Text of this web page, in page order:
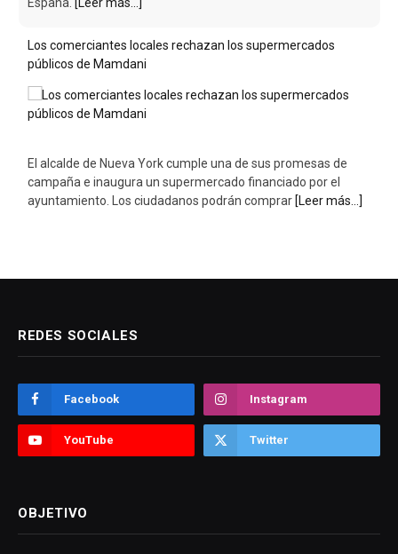
España. [Leer más...]
Los comerciantes locales rechazan los supermercados
públicos de Mamdani
El alcalde de Nueva York cumple una de sus promesas de
campaña e inaugura un supermercado financiado por el
ayuntamiento. Los ciudadanos podrán comprar [Leer más...]
REDES SOCIALES
Facebook Instagram
YouTube Twitter
OBJETIVO